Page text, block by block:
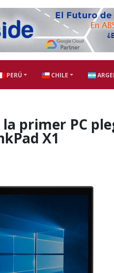
PERÚ CHILE
primer PC
X1